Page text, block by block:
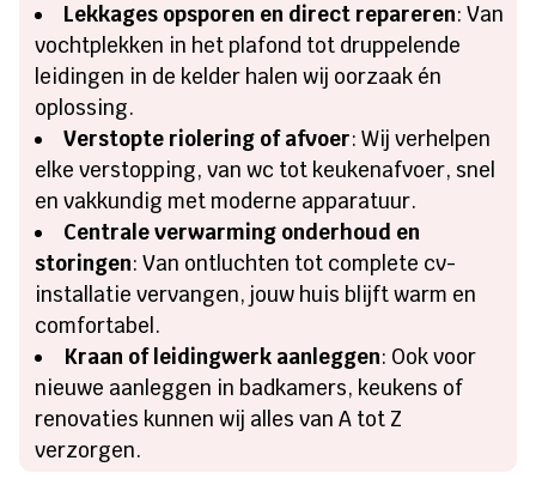
Lekkages opsporen en direct repareren: Van
vochtplekken in het plafond tot druppelende
leidingen in de kelder halen wij oorzaak én
oplossing.​
Verstopte riolering of afvoer: Wij verhelpen
elke verstopping, van wc tot keukenafvoer, snel
en vakkundig met moderne apparatuur.​
Centrale verwarming onderhoud en
storingen: Van ontluchten tot complete cv-
installatie vervangen, jouw huis blijft warm en
comfortabel.​
Kraan of leidingwerk aanleggen: Ook voor
nieuwe aanleggen in badkamers, keukens of
renovaties kunnen wij alles van A tot Z
verzorgen.​